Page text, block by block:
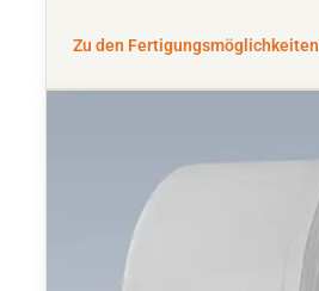
Zu den Fertigungsmöglichkeiten